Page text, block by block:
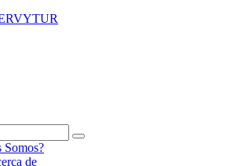
Somos?
de